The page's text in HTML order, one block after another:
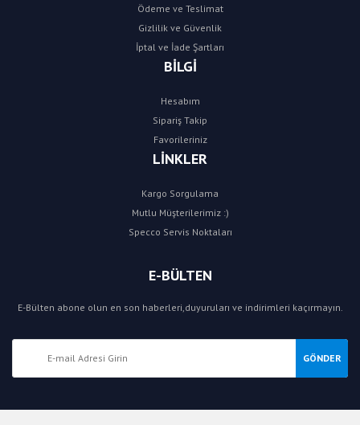
Ödeme ve Teslimat
Gizlilik ve Güvenlik
İptal ve İade Şartları
BİLGİ
Hesabım
Sipariş Takip
Favorileriniz
LİNKLER
Kargo Sorgulama
Mutlu Müşterilerimiz :)
Specco Servis Noktaları
E-BÜLTEN
E-Bülten abone olun en son haberleri,duyuruları ve indirimleri kaçırmayın.
GÖNDER